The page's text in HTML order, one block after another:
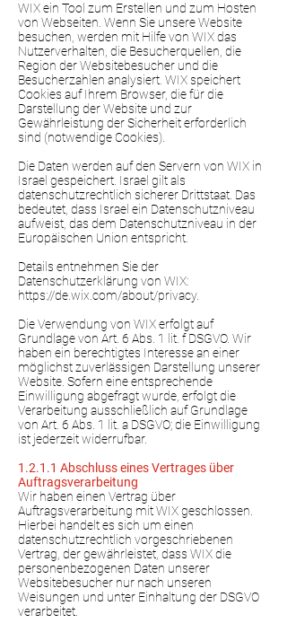
WIX ein Tool zum Erstellen und zum Hosten
von Webseiten. Wenn Sie unsere Website
besuchen, werden mit Hilfe von WIX das
Nutzerverhalten, die Besucherquellen, die
Region der Websitebesucher und die
Besucherzahlen analysiert. WIX speichert
Cookies auf Ihrem Browser, die für die
Darstellung der Website und zur
Gewährleistung der Sicherheit erforderlich
sind (notwendige Cookies).
Die Daten werden auf den Servern von WIX in
Israel gespeichert. Israel gilt als
datenschutzrechtlich sicherer Drittstaat. Das
bedeutet, dass Israel ein Datenschutzniveau
aufweist, das dem Datenschutzniveau in der
Europäischen Union entspricht.
Details entnehmen Sie der
Datenschutzerklärung von WIX:
https://de.wix.com/about/privacy.
Die Verwendung von WIX erfolgt auf
Grundlage von Art. 6 Abs. 1 lit. f DSGVO. Wir
haben ein berechtigtes Interesse an einer
möglichst zuverlässigen Darstellung unserer
Website. Sofern eine entsprechende
Einwilligung abgefragt wurde, erfolgt die
Verarbeitung ausschließlich auf Grundlage
von Art. 6 Abs. 1 lit. a DSGVO; die Einwilligung
ist jederzeit widerrufbar.
1.2.1.1 Abschluss eines Vertrages über
Auftragsverarbeitung
Wir haben einen Vertrag über
Auftragsverarbeitung mit WIX geschlossen.
Hierbei handelt es sich um einen
datenschutzrechtlich vorgeschriebenen
Vertrag, der gewährleistet, dass WIX die
personenbezogenen Daten unserer
Websitebesucher nur nach unseren
Weisungen und unter Einhaltung der DSGVO
verarbeitet.